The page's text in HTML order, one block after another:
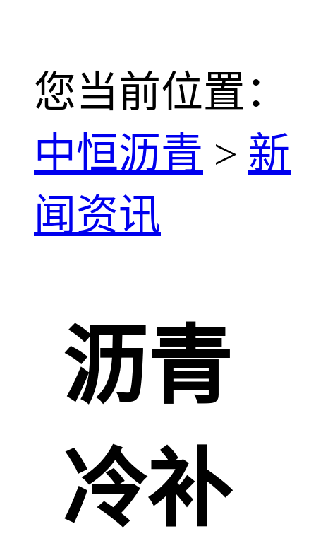
您当前位置：
中恒沥青 > 新
闻资讯
沥青
冷补